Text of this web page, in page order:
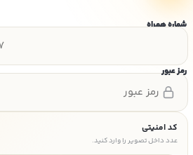
شماره همراه
رمز عبور
کد امنیتی
عدد داخل تصویر را وارد کنید.